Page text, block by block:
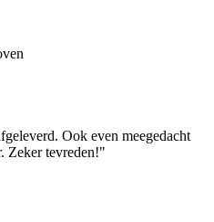
Ook even meegedacht
Zeker tevreden!"